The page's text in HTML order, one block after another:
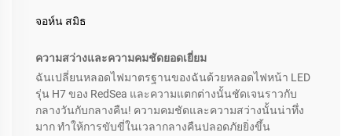
จอห์น สมิธ
ความสว่างและความคมชัดยอดเยี่ยม
ฉันเปลี่ยนหลอดไฟมาตรฐานของฉันด้วยหลอดไฟหน้า LED
รุ่น H7 ของ RedSea และความแตกต่างนั้นชัดเจนราวกับ
กลางวันกับกลางคืน! ความคมชัดและความสว่างนั้นน่าทึ่ง
มาก ทำให้การขับขี่ในเวลากลางคืนปลอดภัยยิ่งขึ้น